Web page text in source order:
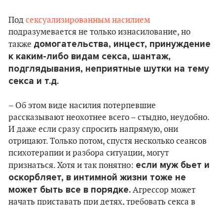
Под сексуализированным насилием
подразумевается не только изнасилование, но
также домогательства, инцест, принуждение
к каким-либо видам секса, шантаж,
подглядывания, неприятные шутки на тему
секса и т.д.
– Об этом виде насилия потерпевшие
рассказывают неохотнее всего – стыдно, неудобно.
И даже если сразу спросить напрямую, они
отрицают. Только потом, спустя несколько сеансов
психотерапии и разбора ситуации, могут
признаться. Хотя и так понятно: если муж бьет и
оскорбляет, в интимной жизни тоже не
может быть все в порядке. Агрессор может
начать приставать при детях, требовать секса в